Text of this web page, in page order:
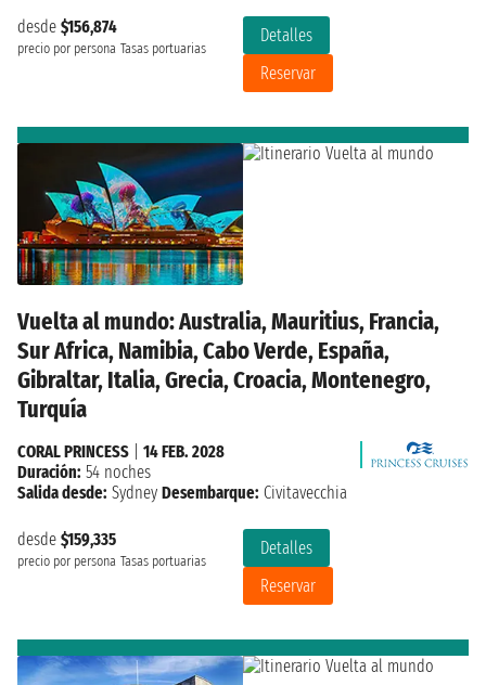
desde $156,874
precio por persona Tasas portuarias
Detalles
Reservar
Vuelta al mundo: Australia, Mauritius, Francia,
Sur Africa, Namibia, Cabo Verde, España,
Gibraltar, Italia, Grecia, Croacia, Montenegro,
Turquía
desde $159,335
precio por persona Tasas portuarias
Detalles
Reservar
CORAL PRINCESS
14 FEB. 2028
Duración: 54 noches
Salida desde: Sydney Desembarque: Civitavecchia